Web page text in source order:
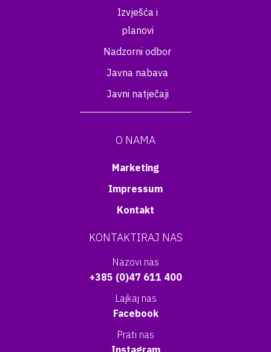
Izvješća i
planovi
Nadzorni odbor
Javna nabava
Javni natječaji
O NAMA
Marketing
Impressum
Kontakt
KONTAKTIRAJ NAS
Nazovi nas
+385 (0)47 611 400
Lajkaj nas
Facebook
Prati nas
Instagram